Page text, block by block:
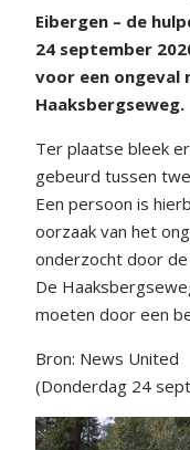
Eibergen – de
24 september
voor een ongeval
Haaksbergseweg.
Ter plaatse bleek
gebeurd tussen
Een persoon is
oorzaak van het
onderzocht door
De
moeten door een
Bron: News United
(Donderdag 24